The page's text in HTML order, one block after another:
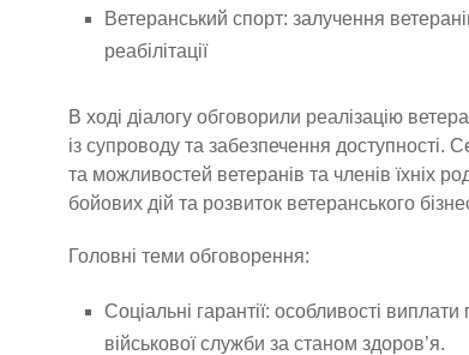
Ветеранський спорт: залучення
реабілітації
В ході діалогу обговорили реалізацію
із супроводу та забезпечення
та можливостей ветеранів та членів їхніх
бойових дій та розвиток ветеранського
Головні теми обговорення:
Соціальні гарантії: особливості
військової служби за станом здоров’я.